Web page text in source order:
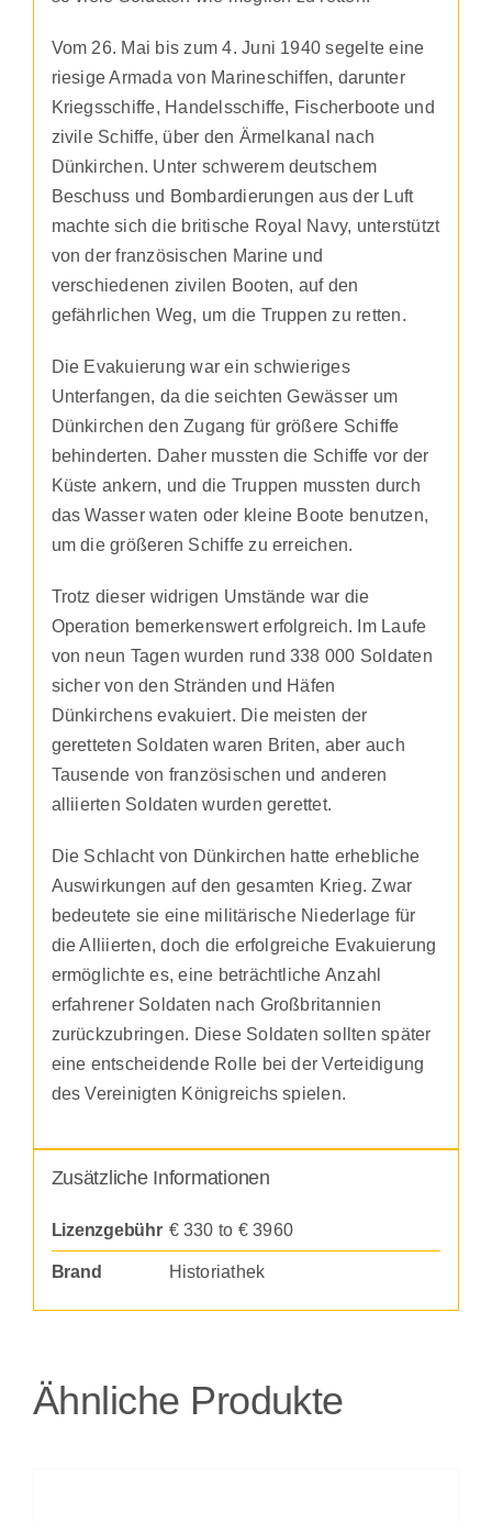
Vom 26. Mai bis zum 4. Juni 1940 segelte eine
riesige Armada von Marineschiffen, darunter
Kriegsschiffe, Handelsschiffe, Fischerboote und
zivile Schiffe, über den Ärmelkanal nach
Dünkirchen. Unter schwerem deutschem
Beschuss und Bombardierungen aus der Luft
machte sich die britische Royal Navy, unterstützt
von der französischen Marine und
verschiedenen zivilen Booten, auf den
gefährlichen Weg, um die Truppen zu retten.
Die Evakuierung war ein schwieriges
Unterfangen, da die seichten Gewässer um
Dünkirchen den Zugang für größere Schiffe
behinderten. Daher mussten die Schiffe vor der
Küste ankern, und die Truppen mussten durch
das Wasser waten oder kleine Boote benutzen,
um die größeren Schiffe zu erreichen.
Trotz dieser widrigen Umstände war die
Operation bemerkenswert erfolgreich. Im Laufe
von neun Tagen wurden rund 338 000 Soldaten
sicher von den Stränden und Häfen
Dünkirchens evakuiert. Die meisten der
geretteten Soldaten waren Briten, aber auch
Tausende von französischen und anderen
alliierten Soldaten wurden gerettet.
Die Schlacht von Dünkirchen hatte erhebliche
Auswirkungen auf den gesamten Krieg. Zwar
bedeutete sie eine militärische Niederlage für
die Alliierten, doch die erfolgreiche Evakuierung
ermöglichte es, eine beträchtliche Anzahl
erfahrener Soldaten nach Großbritannien
zurückzubringen. Diese Soldaten sollten später
eine entscheidende Rolle bei der Verteidigung
des Vereinigten Königreichs spielen.
Zusätzliche Informationen
Lizenzgebühr € 330 to € 3960
Brand Historiathek
Ähnliche Produkte